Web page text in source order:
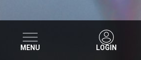
MENU LOGIN